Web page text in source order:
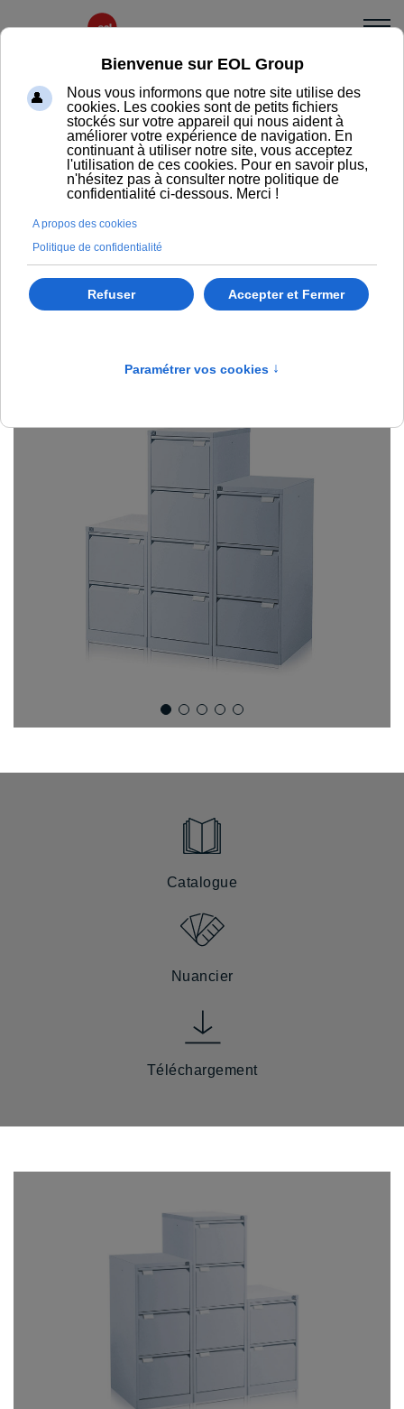
Classeurs
Classeurs dossiers suspendus & à
tiroirs
Demander un renseignement
Catalogue
Nuancier
Téléchargement